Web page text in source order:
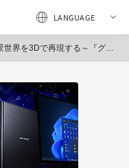
グランブルーファンタジー リリンク』（2）ワールド編